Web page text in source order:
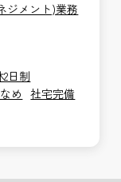
ジメント)業務
日制
め
社宅完備